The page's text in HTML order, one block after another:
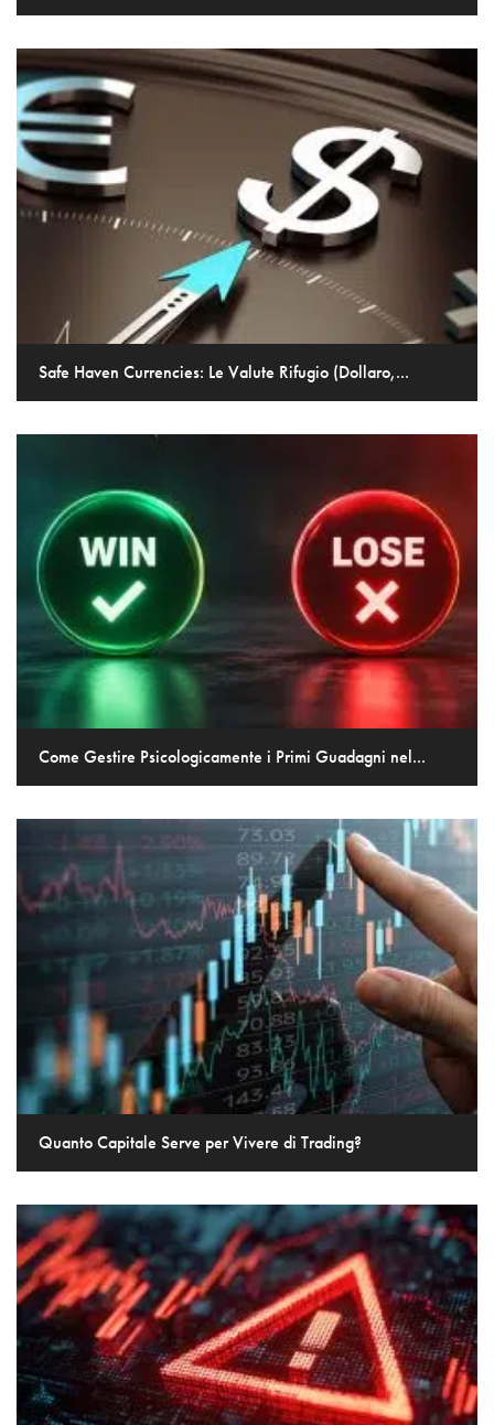
Safe Haven Currencies: Le Valute Rifugio (Dollaro,...
Come Gestire Psicologicamente i Primi Guadagni nel...
Quanto Capitale Serve per Vivere di Trading?